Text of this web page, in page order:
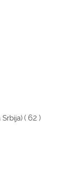
( 62 )